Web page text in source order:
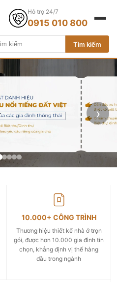
Tìm kiếm
Hỗ trợ 24/7
0915 010 800
›
10.000+ CÔNG TRÌNH
Thương hiệu thiết kế nhà ở trọn
gói, được hơn 10.000 gia đình tin
chọn, khẳng định vị thế hàng
đầu trong ngành